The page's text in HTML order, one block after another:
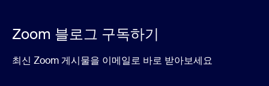
Zoom 블로그 구독하기
최신 Zoom 게시물을 이메일로 바로 받아보세요